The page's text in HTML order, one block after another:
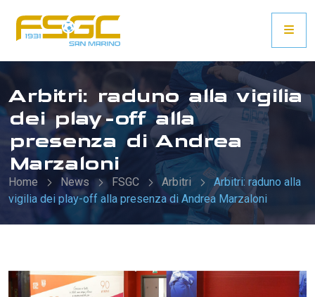
Arbitri: raduno alla vigilia
dei play-off alla
presenza di Andrea
Marzaloni
Home News FSGC Arbitri
Arbitri: raduno alla
vigilia dei play-off alla presenza di Andrea Marzaloni